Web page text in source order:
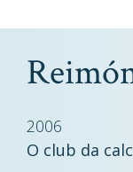
2006
O club da